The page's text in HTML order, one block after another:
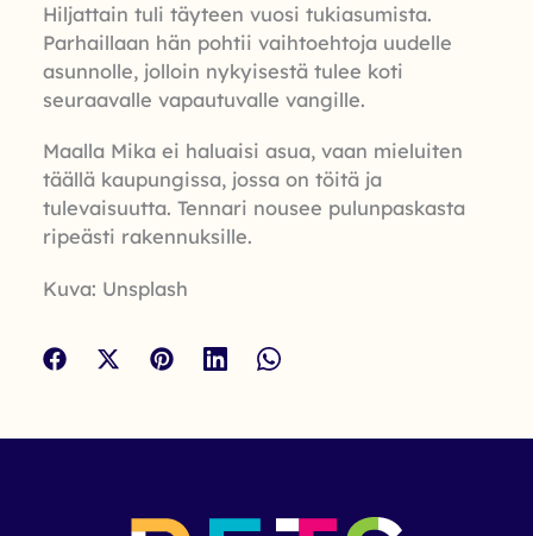
Hiljattain tuli täyteen vuosi tukiasumista.
Parhaillaan hän pohtii vaihtoehtoja uudelle
asunnolle, jolloin nykyisestä tulee koti
seuraavalle vapautuvalle vangille.
Maalla Mika ei haluaisi asua, vaan mieluiten
täällä kaupungissa, jossa on töitä ja
tulevaisuutta. Tennari nousee pulunpaskasta
ripeästi rakennuksille.
Kuva: Unsplash